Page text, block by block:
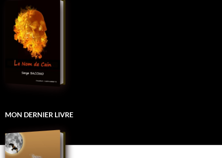
MON DERNIER LIVRE